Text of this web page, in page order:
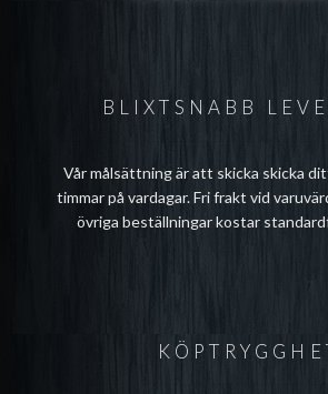
BLIXTSNABB
Vår målsättning är att skicka skicka
timmar på vardagar. Fri frakt vid
övriga beställningar kostar